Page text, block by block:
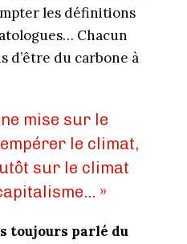
les définitions
Chacun
d’être du carbone à
mise sur le
le climat,
sur le climat
»
toujours parlé du